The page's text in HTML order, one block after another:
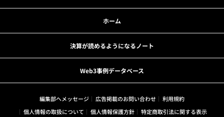
ホーム
決算が読めるようになるノート
Web3事例データベース
編集部へメッセージ 広告掲載のお問い合わせ
利用規約
個人情報の取扱について
個人情報保護方針
特定商取引法に関する表示